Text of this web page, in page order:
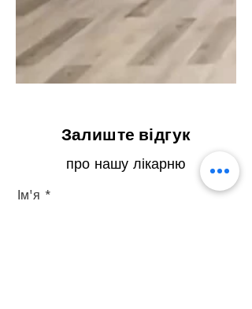
Залиште відгук
про нашу лікарню
Ім'я